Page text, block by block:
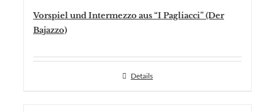
Vorspiel und Intermezzo aus “I Pagliacci” (Der
Bajazzo)
Details